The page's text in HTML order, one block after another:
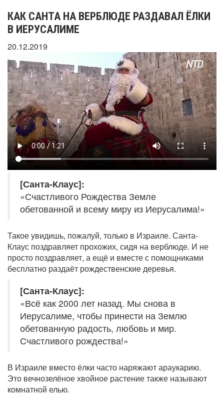
КАК САНТА НА ВЕРБЛЮДЕ РАЗДАВАЛ ЁЛКИ
В ИЕРУСАЛИМЕ
20.12.2019
[Санта-Клаус]:
«Счастливого Рождества Земле
обетованной и всему миру из Иерусалима!»
Такое увидишь, пожалуй, только в Израиле. Санта-
Клаус поздравляет прохожих, сидя на верблюде. И не
просто поздравляет, а ещё и вместе с помощниками
бесплатно раздаёт рождественские деревья.
[Санта-Клаус]:
«Всё как 2000 лет назад. Мы снова в
Иерусалиме, чтобы принести на Землю
обетованную радость, любовь и мир.
Счастливого рождества!»
В Израиле вместо ёлки часто наряжают араукарию.
Это вечнозелёное хвойное растение также называют
комнатной елью.